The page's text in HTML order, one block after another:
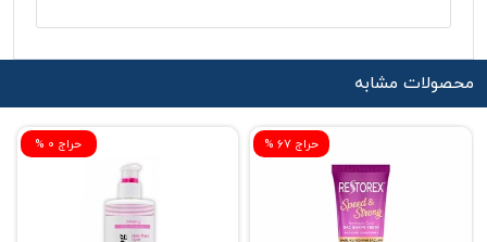
محصولات مشابه
% حراج 0 % حراج 67